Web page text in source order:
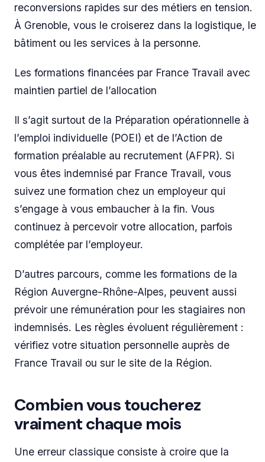
reconversions rapides sur des métiers en tension.
À Grenoble, vous le croiserez dans la logistique, le
bâtiment ou les services à la personne.
Les formations financées par France Travail avec
maintien partiel de l’allocation
Il s’agit surtout de la Préparation opérationnelle à
l’emploi individuelle (POEI) et de l’Action de
formation préalable au recrutement (AFPR). Si
vous êtes indemnisé par France Travail, vous
suivez une formation chez un employeur qui
s’engage à vous embaucher à la fin. Vous
continuez à percevoir votre allocation, parfois
complétée par l’employeur.
D’autres parcours, comme les formations de la
Région Auvergne-Rhône-Alpes, peuvent aussi
prévoir une rémunération pour les stagiaires non
indemnisés. Les règles évoluent régulièrement :
vérifiez votre situation personnelle auprès de
France Travail ou sur le site de la Région.
Combien vous toucherez
vraiment chaque mois
Une erreur classique consiste à croire que la